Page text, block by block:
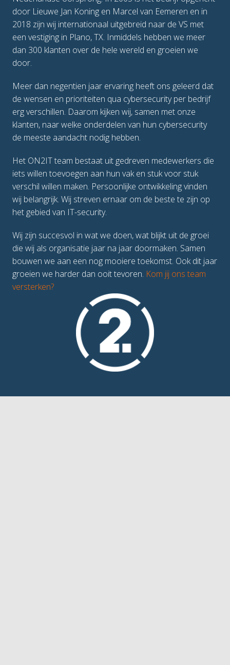
door Lieuwe Jan Koning en Marcel van Eemeren en in
2018 zijn wij internationaal uitgebreid naar de VS met
een vestiging in Plano, TX. Inmiddels hebben we meer
dan 300 klanten over de hele wereld en groeien we
door.
Meer dan negentien jaar ervaring heeft ons geleerd dat
de wensen en prioriteiten qua cybersecurity per bedrijf
erg verschillen. Daarom kijken wij, samen met onze
klanten, naar welke onderdelen van hun cybersecurity
de meeste aandacht nodig hebben.
Het ON2IT team bestaat uit gedreven medewerkers die
iets willen toevoegen aan hun vak en stuk voor stuk
verschil willen maken. Persoonlijke ontwikkeling vinden
wij belangrijk. Wij streven ernaar om de beste te zijn op
het gebied van IT-security.
Wij zijn succesvol in wat we doen, wat blijkt uit de groei
die wij als organisatie jaar na jaar doormaken. Samen
bouwen we aan een nog mooiere toekomst. Ook dit jaar
groeien we harder dan ooit tevoren. Kom jij ons team
versterken?